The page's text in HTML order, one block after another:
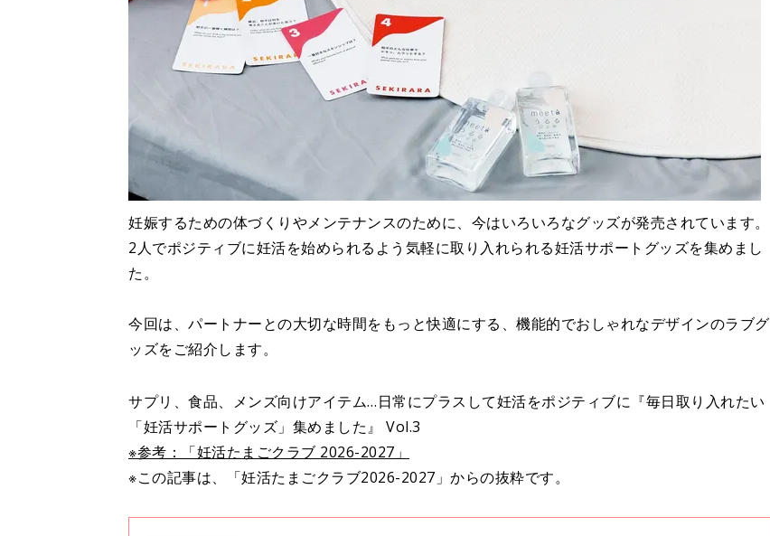
妊娠するための体づくりやメンテナンスのために、今はいろいろなグッズが発売されています。
2人でポジティブに妊活を始められるよう気軽に取り入れられる妊活サポートグッズを集めまし
た。
今回は、パートナーとの大切な時間をもっと快適にする、機能的でおしゃれなデザインのラブグ
ッズをご紹介します。
サプリ、食品、メンズ向けアイテム…日常にプラスして妊活をポジティブに『毎日取り入れたい
「妊活サポートグッズ」集めました』 Vol.3
※参考：「妊活たまごクラブ 2026-2027」
※この記事は、「妊活たまごクラブ2026-2027」からの抜粋です。